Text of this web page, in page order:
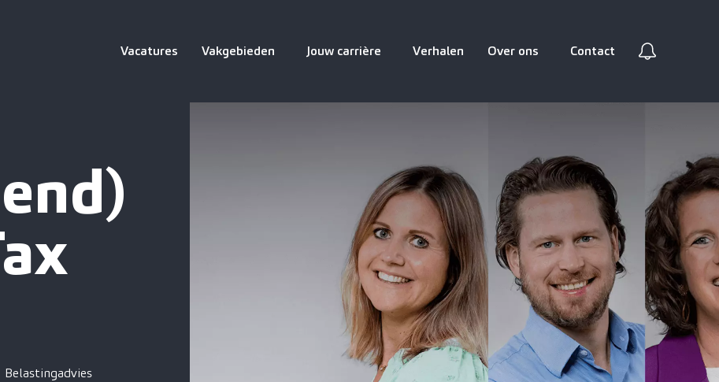
Vacatures Vakgebieden Jouw carrière Verhalen Over ons Contact
Belastingadvies